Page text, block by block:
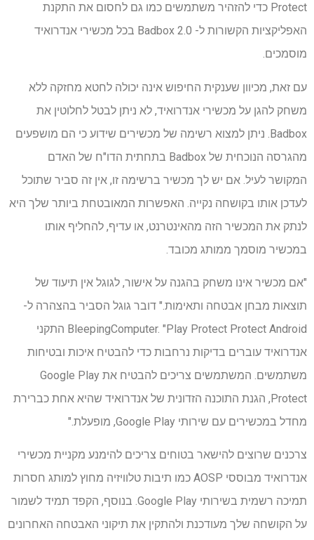
Protect כדי להזהיר משתמשים כמו גם לחסום את התקנת
האפליקציות הקשורות ל- Badbox 2.0 בכל מכשירי אנדרואיד
מוסמכים.
עם זאת, מכיוון שענקית החיפוש אינה יכולה לחטא מחזקה ללא
משחק להגן על מכשירי אנדרואיד, לא ניתן לבטל לחלוטין את
Badbox. ניתן למצוא רשימה של מכשירים שידוע כי הם מושפעים
מהגרסה הנוכחית של Badbox בתחתית הדו"ח של האדם
המקושר לעיל. אם יש לך מכשיר ברשימה זו, אין זה סביר שתוכל
לעדכן אותו בקושחה נקייה. האפשרות המאובטחת ביותר שלך היא
לנתק את המכשיר הזה מהאינטרנט, או עדיף, להחליף אותו
במכשיר מוסמך ממותג מכובד.
"אם מכשיר אינו משחק בהגנה על אישור, לגוגל אין תיעוד של
תוצאות מבחן אבטחה ותאימות." דובר גוגל הסביר בהצהרה ל-
BleepingComputer. "Play Protect Protect Android התקני
אנדרואיד עוברים בדיקות נרחבות כדי להבטיח איכות ובטיחות
משתמשים. המשתמשים צריכים להבטיח את Google Play
Protect, הגנת התוכנה הזדונית של אנדרואיד שהיא אחת כברירת
מחדל במכשירים עם שירותי Google Play, מופעלת."
צרכנים שרוצים להישאר בטוחים צריכים להימנע מקניית מכשירי
אנדרואיד מבוססי AOSP כמו תיבות טלוויזיה מחוץ למותג חסרות
תמיכה רשמית בשירותי Google Play. בנוסף, הקפד תמיד לשמור
על הקושחה שלך מעודכנת ולהתקין את תיקוני האבטחה האחרונים